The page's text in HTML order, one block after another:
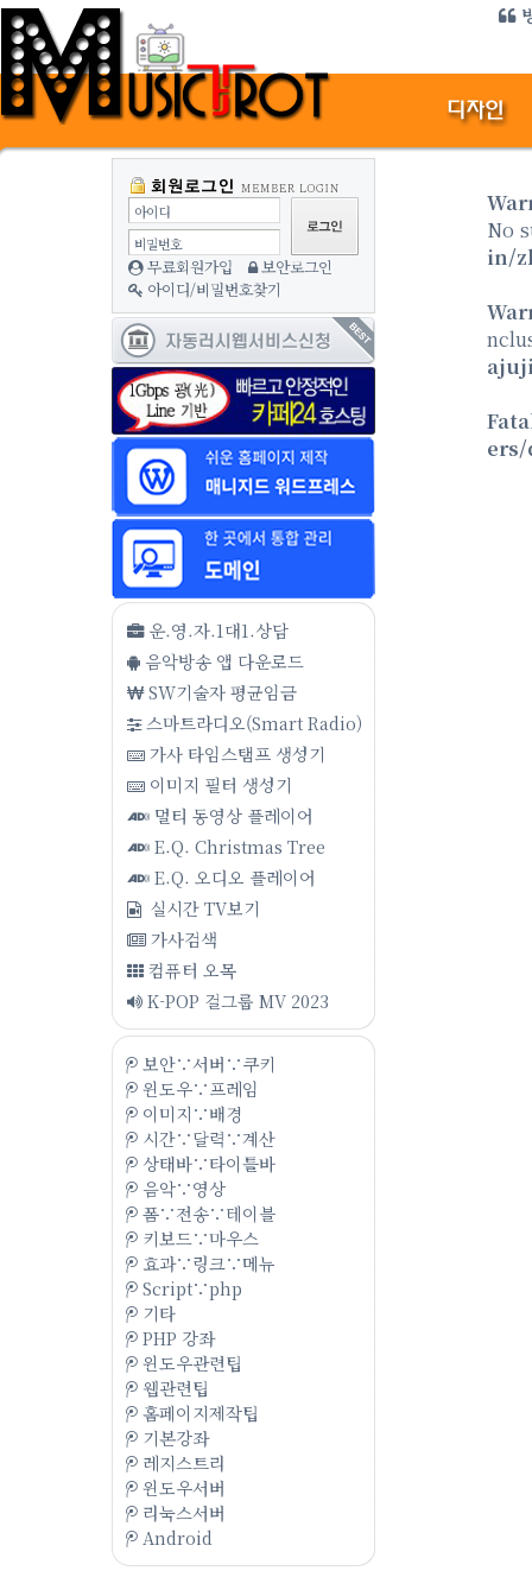
미디
아이디
비밀번호
무료회원가입
보안로그인
아이디/비밀번호찾기
운.영.자.1대1.상담
음악방송 앱 다운로드
SW기술자 평균임금
스마트라디오(Smart Radio)
가사 타임스탬프 생성기
이미지 필터 생성기
멀티 동영상 플레이어
E.Q. Christmas Tree
E.Q. 오디오 플레이어
실시간 TV보기
가사검색
컴퓨터 오목
K-POP 걸그룹 MV 2023
보안∵서버∵쿠키
윈도우∵프레임
이미지∵배경
시간∵달력∵계산
상태바∵타이틀바
음악∵영상
폼∵전송∵테이블
키보드∵마우스
효과∵링크∵메뉴
Script∵php
기타
PHP 강좌
윈도우관련팁
웹관련팁
홈페이지제작팁
기본강좌
레지스트리
윈도우서버
리눅스서버
Android
No
in/